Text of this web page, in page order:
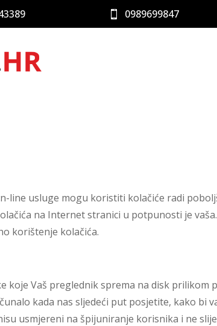
 0989699847
line usluge mogu koristiti kolačiće radi
na Internet stranici u potpunosti je
korištenje kolačića.
koje Vaš preglednik sprema na disk
kada nas sljedeći put posjetite, kako
usmjereni na špijuniranje korisnika i ne